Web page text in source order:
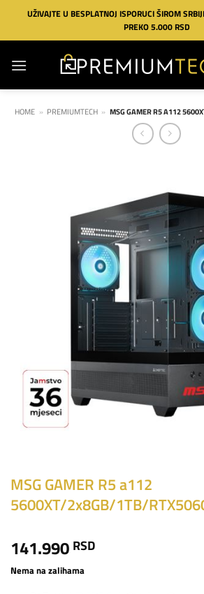
Preskoči
sadržaj
UŽIVAJTE U BESPLATNOJ ISPORUCI ŠIROM
PREKO 5.000 RSD
HOME » PREMIUMTECH » MSG GAMER R5 A112
MSG GAMER R5 a112
5600XT/2x8GB/1TB/
141.990 RSD
Nema na zalihama